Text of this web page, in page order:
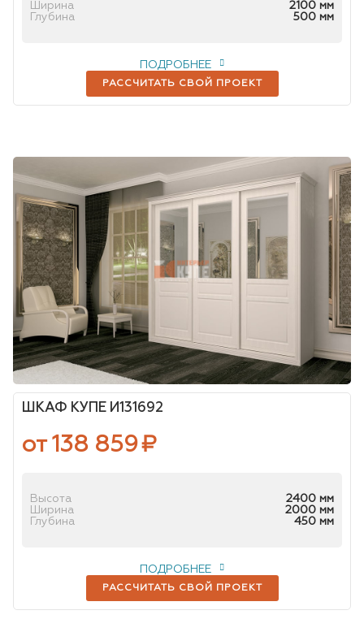
Ширина
2100 мм
Глубина
500 мм
РАССЧИТАТЬ СВОЙ ПРОЕКТ
ПОДРОБНЕЕ
ШКАФ КУПЕ И131692
от 138 859₽
Высота
2400 мм
Ширина
2000 мм
Глубина
450 мм
РАССЧИТАТЬ СВОЙ ПРОЕКТ
ПОДРОБНЕЕ